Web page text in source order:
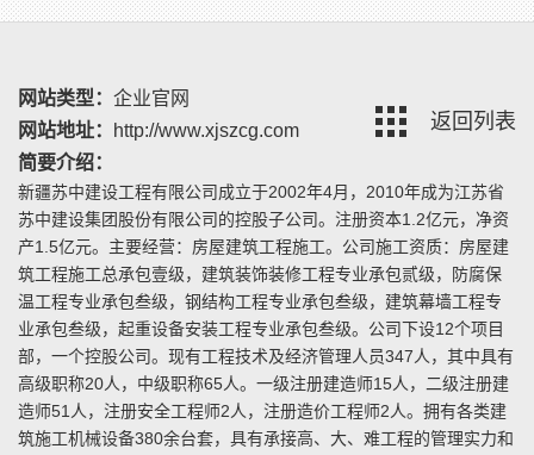
网站类型： 企业官网
网站地址：
http://www.xjszcg.com 返回列表
简要介绍：
新疆苏中建设工程有限公司成立于2002年4月，2010年成为江苏省
苏中建设集团股份有限公司的控股子公司。注册资本1.2亿元，净资
产1.5亿元。主要经营：房屋建筑工程施工。公司施工资质：房屋建
筑工程施工总承包壹级，建筑装饰装修工程专业承包贰级，防腐保
温工程专业承包叁级，钢结构工程专业承包叁级，建筑幕墙工程专
业承包叁级，起重设备安装工程专业承包叁级。公司下设12个项目
部，一个控股公司。现有工程技术及经济管理人员347人，其中具有
高级职称20人，中级职称65人。一级注册建造师15人，二级注册建
造师51人，注册安全工程师2人，注册造价工程师2人。拥有各类建
筑施工机械设备380余台套，具有承接高、大、难工程的管理实力和